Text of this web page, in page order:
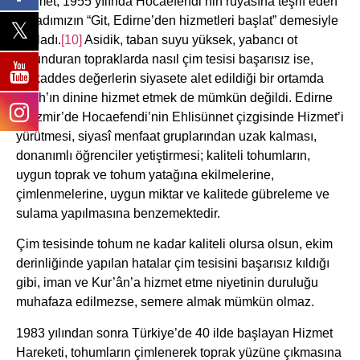
Üstadımızın “Git, Edirne’den hizmetleri başlat” demesiyle
başladı.[10] Asidik, taban suyu yüksek, yabancı ot
bulunduran topraklarda nasıl çim tesisi başarısız ise,
mukaddes değerlerin siyasete alet edildiği bir ortamda
Allah’ın dinine hizmet etmek de mümkün değildi. Edirne
ve İzmir’de Hocaefendi’nin Ehlisünnet çizgisinde Hizmet’i
yürütmesi, siyasî menfaat gruplarından uzak kalması,
donanımlı öğrenciler yetiştirmesi; kaliteli tohumların,
uygun toprak ve tohum yatağına ekilmelerine,
çimlenmelerine, uygun miktar ve kalitede gübreleme ve
sulama yapılmasına benzemektedir.
Çim tesisinde tohum ne kadar kaliteli olursa olsun, ekim
derinliğinde yapılan hatalar çim tesisini başarısız kıldığı
gibi, iman ve Kur’ân’a hizmet etme niyetinin duruluğu
muhafaza edilmezse, semere almak mümkün olmaz.
1983 yılından sonra Türkiye’de 40 ilde başlayan Hizmet
Hareketi, tohumların çimlenerek toprak yüzüne çıkmasına